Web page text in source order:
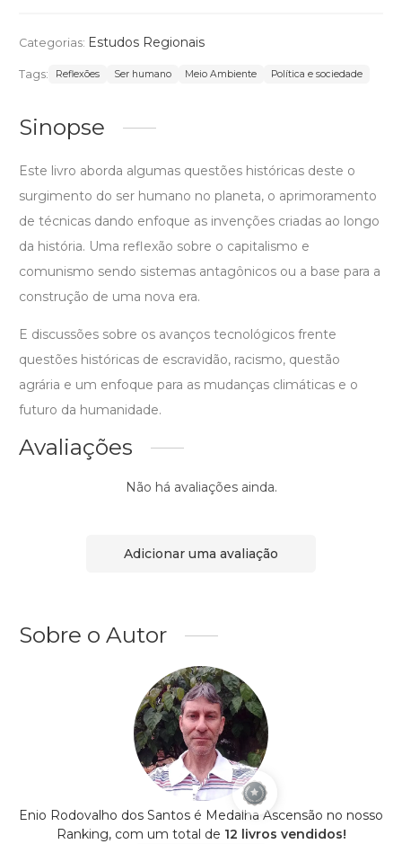
Categorias: Estudos Regionais
Tags: Reflexões Ser humano Meio Ambiente Política e sociedade
Sinopse
Este livro aborda algumas questões históricas deste o
surgimento do ser humano no planeta, o aprimoramento
de técnicas dando enfoque as invenções criadas ao longo
da história. Uma reflexão sobre o capitalismo e
comunismo sendo sistemas antagônicos ou a base para a
construção de uma nova era.
E discussões sobre os avanços tecnológicos frente
questões históricas de escravidão, racismo, questão
agrária e um enfoque para as mudanças climáticas e o
futuro da humanidade.
Avaliações
Não há avaliações ainda.
Adicionar uma avaliação
Sobre o Autor
Enio Rodovalho dos Santos é Medalha Ascensão no nosso
Ranking, com um total de 12 livros vendidos!